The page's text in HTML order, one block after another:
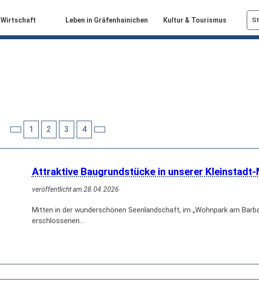
Wirtschaft Leben in Gräfenhainichen Kultur & Tourismus
1 2 3 4
Attraktive Baugrundstücke in unserer
veröffentlicht am 28.04.2026
Mitten in der wunderschönen Seenlandschaft, im „Wohnpark am
erschlossenen…